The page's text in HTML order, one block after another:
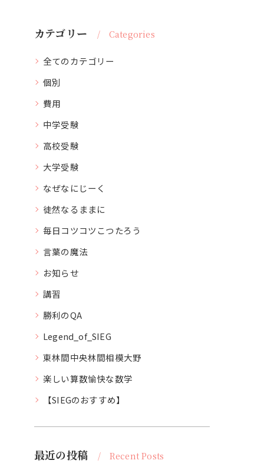
カテゴリー Categories
全てのカテゴリー
個別
費用
中学受験
高校受験
大学受験
なぜなにじーく
徒然なるままに
毎日コツコツこつたろう
言葉の魔法
お知らせ
講習
勝利のQA
Legend_of_SIEG
東林間中央林間相模大野
楽しい算数愉快な数学
【SIEGのおすすめ】
最近の投稿 Recent Posts